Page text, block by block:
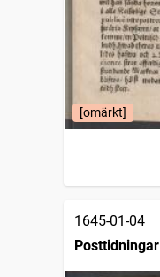
[omärkt]
1645-01-04
Posttidningar